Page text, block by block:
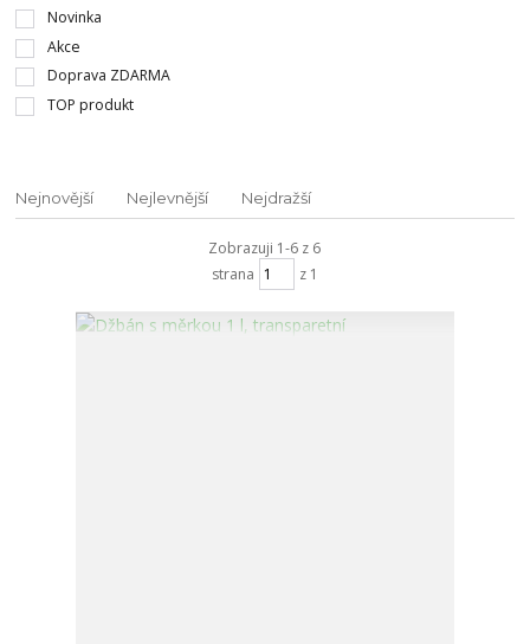
Novinka
Akce
Doprava ZDARMA
TOP produkt
Nejnovější Nejlevnější Nejdražší
Zobrazuji 1-6 z 6
strana
z 1